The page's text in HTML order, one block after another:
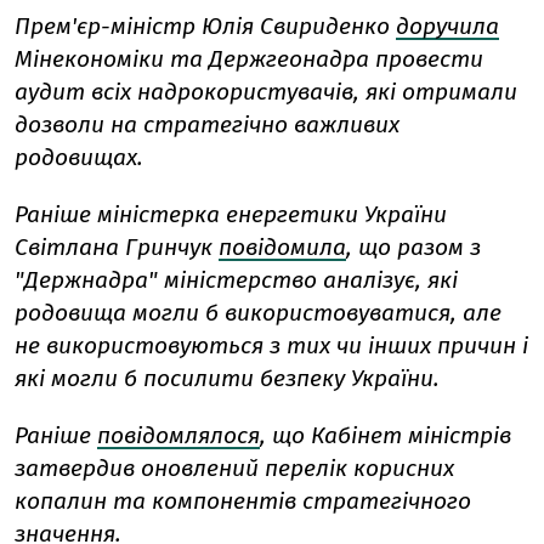
Прем'єр-міністр Юлія Свириденко доручила
Мінекономіки та Держгеонадра провести
аудит всіх надрокористувачів, які отримали
дозволи на стратегічно важливих
родовищах.
Раніше міністерка енергетики України
Світлана Гринчук повідомила, що разом з
"Держнадра" міністерство аналізує, які
родовища могли б використовуватися, але
не використовуються з тих чи інших причин і
які могли б посилити безпеку України.
Раніше повідомлялося, що Кабінет міністрів
затвердив оновлений перелік корисних
копалин та компонентів стратегічного
значення.